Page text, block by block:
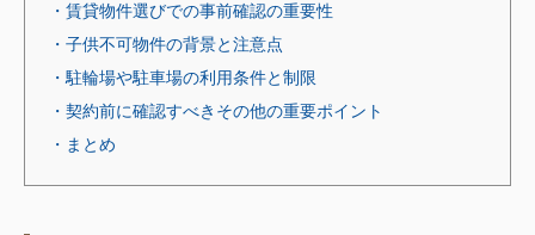
・賃貸物件選びでの事前確認の重要性
・子供不可物件の背景と注意点
・駐輪場や駐車場の利用条件と制限
・契約前に確認すべきその他の重要ポイント
・まとめ